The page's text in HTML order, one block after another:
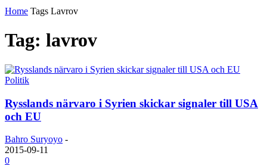
Home Tags Lavrov
Tag: lavrov
Politik
Rysslands närvaro i Syrien skickar signaler till USA
och EU
Bahro Suryoyo -
2015-09-11
0